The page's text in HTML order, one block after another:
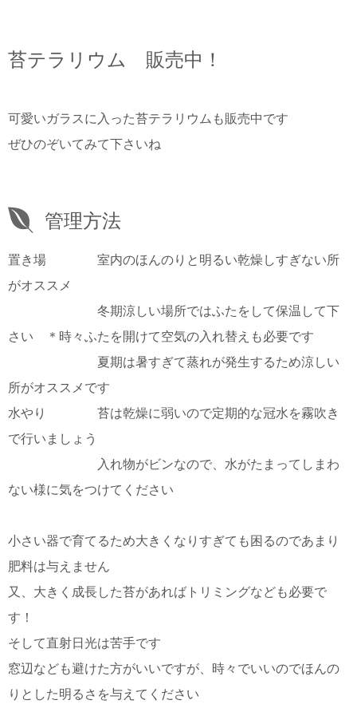
苔テラリウム 販売中！
可愛いガラスに入った苔テラリウムも販売中です
ぜひのぞいてみて下さいね
管理方法
置き場 室内のほんのりと明るい乾燥しすぎない所
がオススメ
冬期涼しい場所ではふたをして保温して下
さい ＊時々ふたを開けて空気の入れ替えも必要です
夏期は暑すぎて蒸れが発生するため涼しい
所がオススメです
水やり 苔は乾燥に弱いので定期的な冠水を霧吹き
で行いましょう
入れ物がビンなので、水がたまってしまわ
ない様に気をつけてください
小さい器で育てるため大きくなりすぎても困るのであまり
肥料は与えません
又、大きく成長した苔があればトリミングなども必要で
す！
そして直射日光は苦手です
窓辺なども避けた方がいいですが、時々でいいのでほんの
りとした明るさを与えてください